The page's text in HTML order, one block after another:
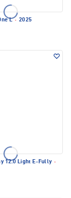
L· 2025
12.0 Light E-Fully ·